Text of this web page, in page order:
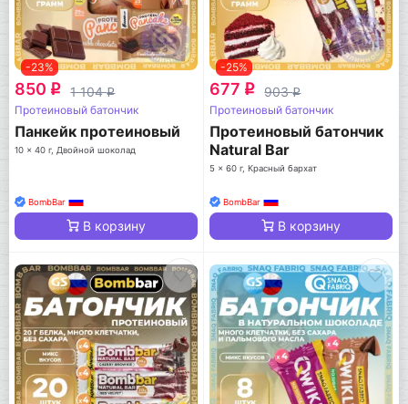
-23%
850 q 1 104q
Протеиновый батончик
Панкейк протеиновый
10 x 40 г, Двойной шоколад
BombBar
В корзину
-25%
677 q 903q
Протеиновый батончик
Протеиновый батончик
Natural Bar
5 x 60 г, Красный бархат
BombBar
В корзину